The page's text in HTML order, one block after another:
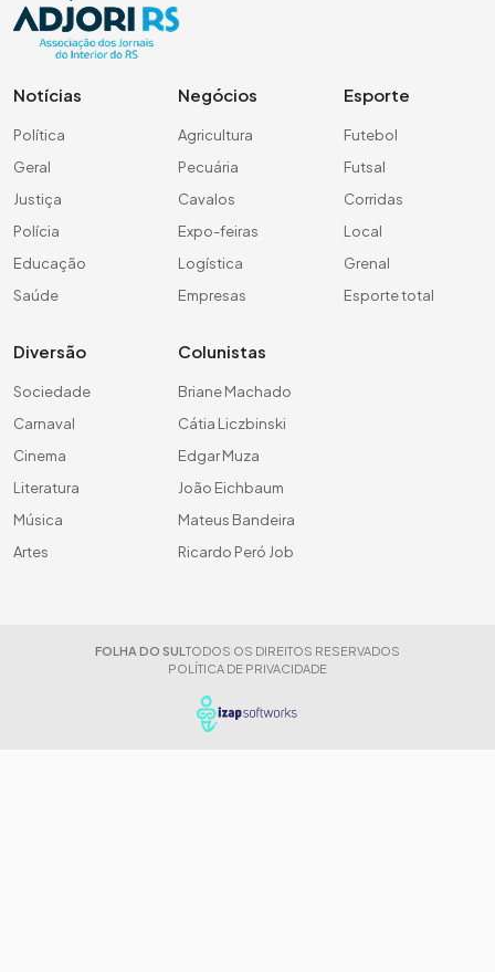
Notícias
Política
Geral
Justiça
Polícia
Educação
Saúde
Negócios
Agricultura
Pecuária
Cavalos
Expo-feiras
Logística
Empresas
Esporte
Futebol
Futsal
Corridas
Local
Grenal
Esporte total
Diversão
Sociedade
Carnaval
Cinema
Literatura
Música
Artes
Colunistas
Briane Machado
Cátia Liczbinski
Edgar Muza
João Eichbaum
Mateus Bandeira
Ricardo Peró Job
FOLHA DO SUL TODOS OS DIREITOS RESERVADOS
POLÍTICA DE PRIVACIDADE